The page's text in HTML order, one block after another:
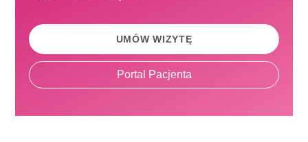
UMÓW WIZYTĘ
Portal Pacjenta